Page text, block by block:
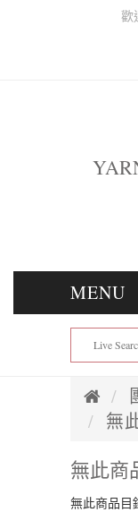
歡
MENU
無
無此商
無此商品目